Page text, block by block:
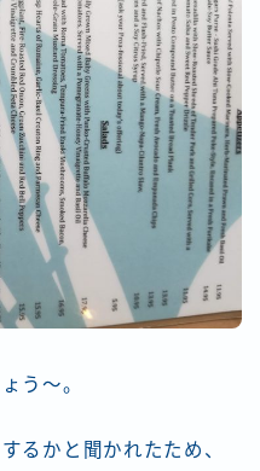
う～。
るかと聞かれたため、